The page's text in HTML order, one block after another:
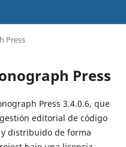
Press
Press
Press 3.4.0.6, que
editorial de código
distribuido de forma